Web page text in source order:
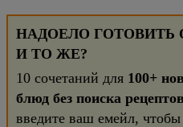
НАДОЕЛО ГОТОВИТЬ
И ТО ЖЕ?
10 сочетаний для 100+
блюд без поиска рецептов
введите ваш емейл, чтобы